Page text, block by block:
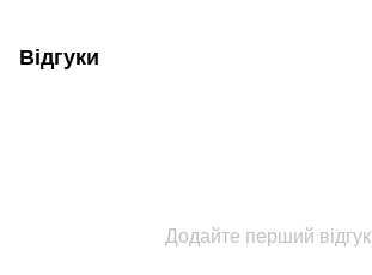
Відгуки
Додайте перший відгук